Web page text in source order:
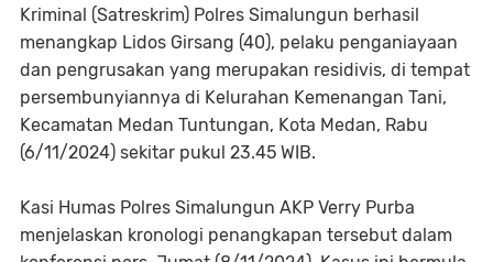
Kriminal (Satreskrim) Polres Simalungun berhasil
menangkap Lidos Girsang (40), pelaku penganiayaan
dan pengrusakan yang merupakan residivis, di tempat
persembunyiannya di Kelurahan Kemenangan Tani,
Kecamatan Medan Tuntungan, Kota Medan, Rabu
(6/11/2024) sekitar pukul 23.45 WIB.
Kasi Humas Polres Simalungun AKP Verry Purba
menjelaskan kronologi penangkapan tersebut dalam